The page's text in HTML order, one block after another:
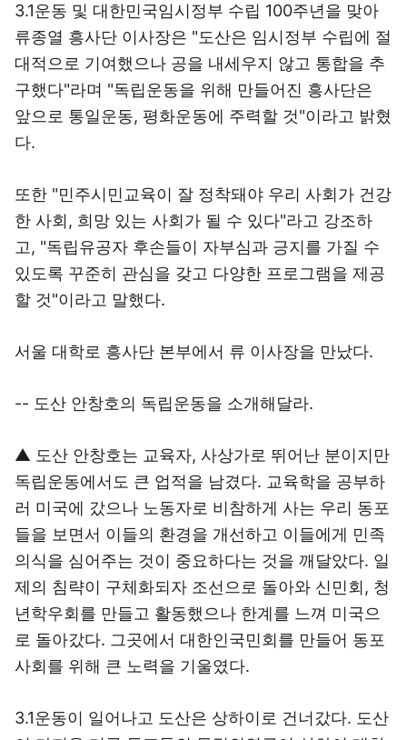
3.1운동 및 대한민국임시정부 수립 100주년을 맞아
류종열 흥사단 이사장은 "도산은 임시정부 수립에 절
대적으로 기여했으나 공을 내세우지 않고 통합을 추
구했다"라며 "독립운동을 위해 만들어진 흥사단은
앞으로 통일운동, 평화운동에 주력할 것"이라고 밝혔
다.
또한 "민주시민교육이 잘 정착돼야 우리 사회가 건강
한 사회, 희망 있는 사회가 될 수 있다"라고 강조하
고, "독립유공자 후손들이 자부심과 긍지를 가질 수
있도록 꾸준히 관심을 갖고 다양한 프로그램을 제공
할 것"이라고 말했다.
서울 대학로 흥사단 본부에서 류 이사장을 만났다.
-- 도산 안창호의 독립운동을 소개해달라.
▲ 도산 안창호는 교육자, 사상가로 뛰어난 분이지만
독립운동에서도 큰 업적을 남겼다. 교육학을 공부하
러 미국에 갔으나 노동자로 비참하게 사는 우리 동포
들을 보면서 이들의 환경을 개선하고 이들에게 민족
의식을 심어주는 것이 중요하다는 것을 깨달았다. 일
제의 침략이 구체화되자 조선으로 돌아와 신민회, 청
년학우회를 만들고 활동했으나 한계를 느껴 미국으
로 돌아갔다. 그곳에서 대한인국민회를 만들어 동포
사회를 위해 큰 노력을 기울였다.
3.1운동이 일어나고 도산은 상하이로 건너갔다. 도산